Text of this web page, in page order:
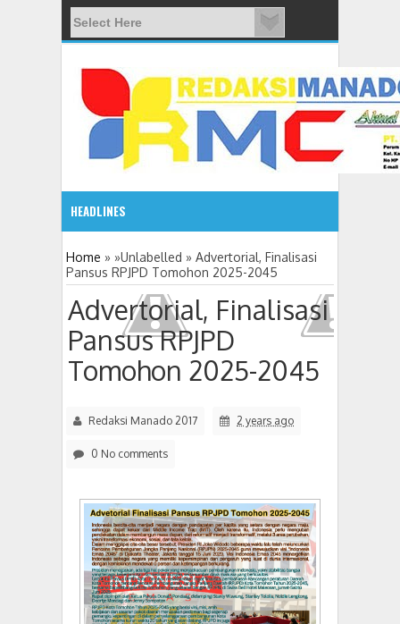
HEADLINES
2:10 PM
Gelar Seminar Budaya, Masyarakat Siap Tentukan Tahun
Home » »Unlabelled » Advertorial, Finalisasi
Pansus RPJPD Tomohon 2025-2045
Advertorial, Finalisasi
Pansus RPJPD
Tomohon 2025-2045
Redaksi Manado 2017 2 years ago
0 No comments